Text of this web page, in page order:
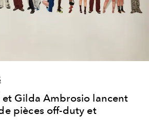
Gilda Ambrosio lancent
pièces off-duty et